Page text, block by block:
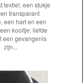
textiel, een stukje
transparant
een hart en een
kooitje: liefde
een gevangenis
zijn...